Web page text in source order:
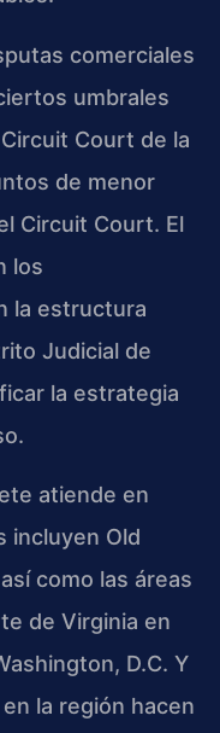
comerciales
umbrales
Court de la
de menor
Circuit Court. El
los
la estructura
Judicial de
la estrategia
atiende en
incluyen Old
como las áreas
de Virginia en
D.C. Y
la región hacen